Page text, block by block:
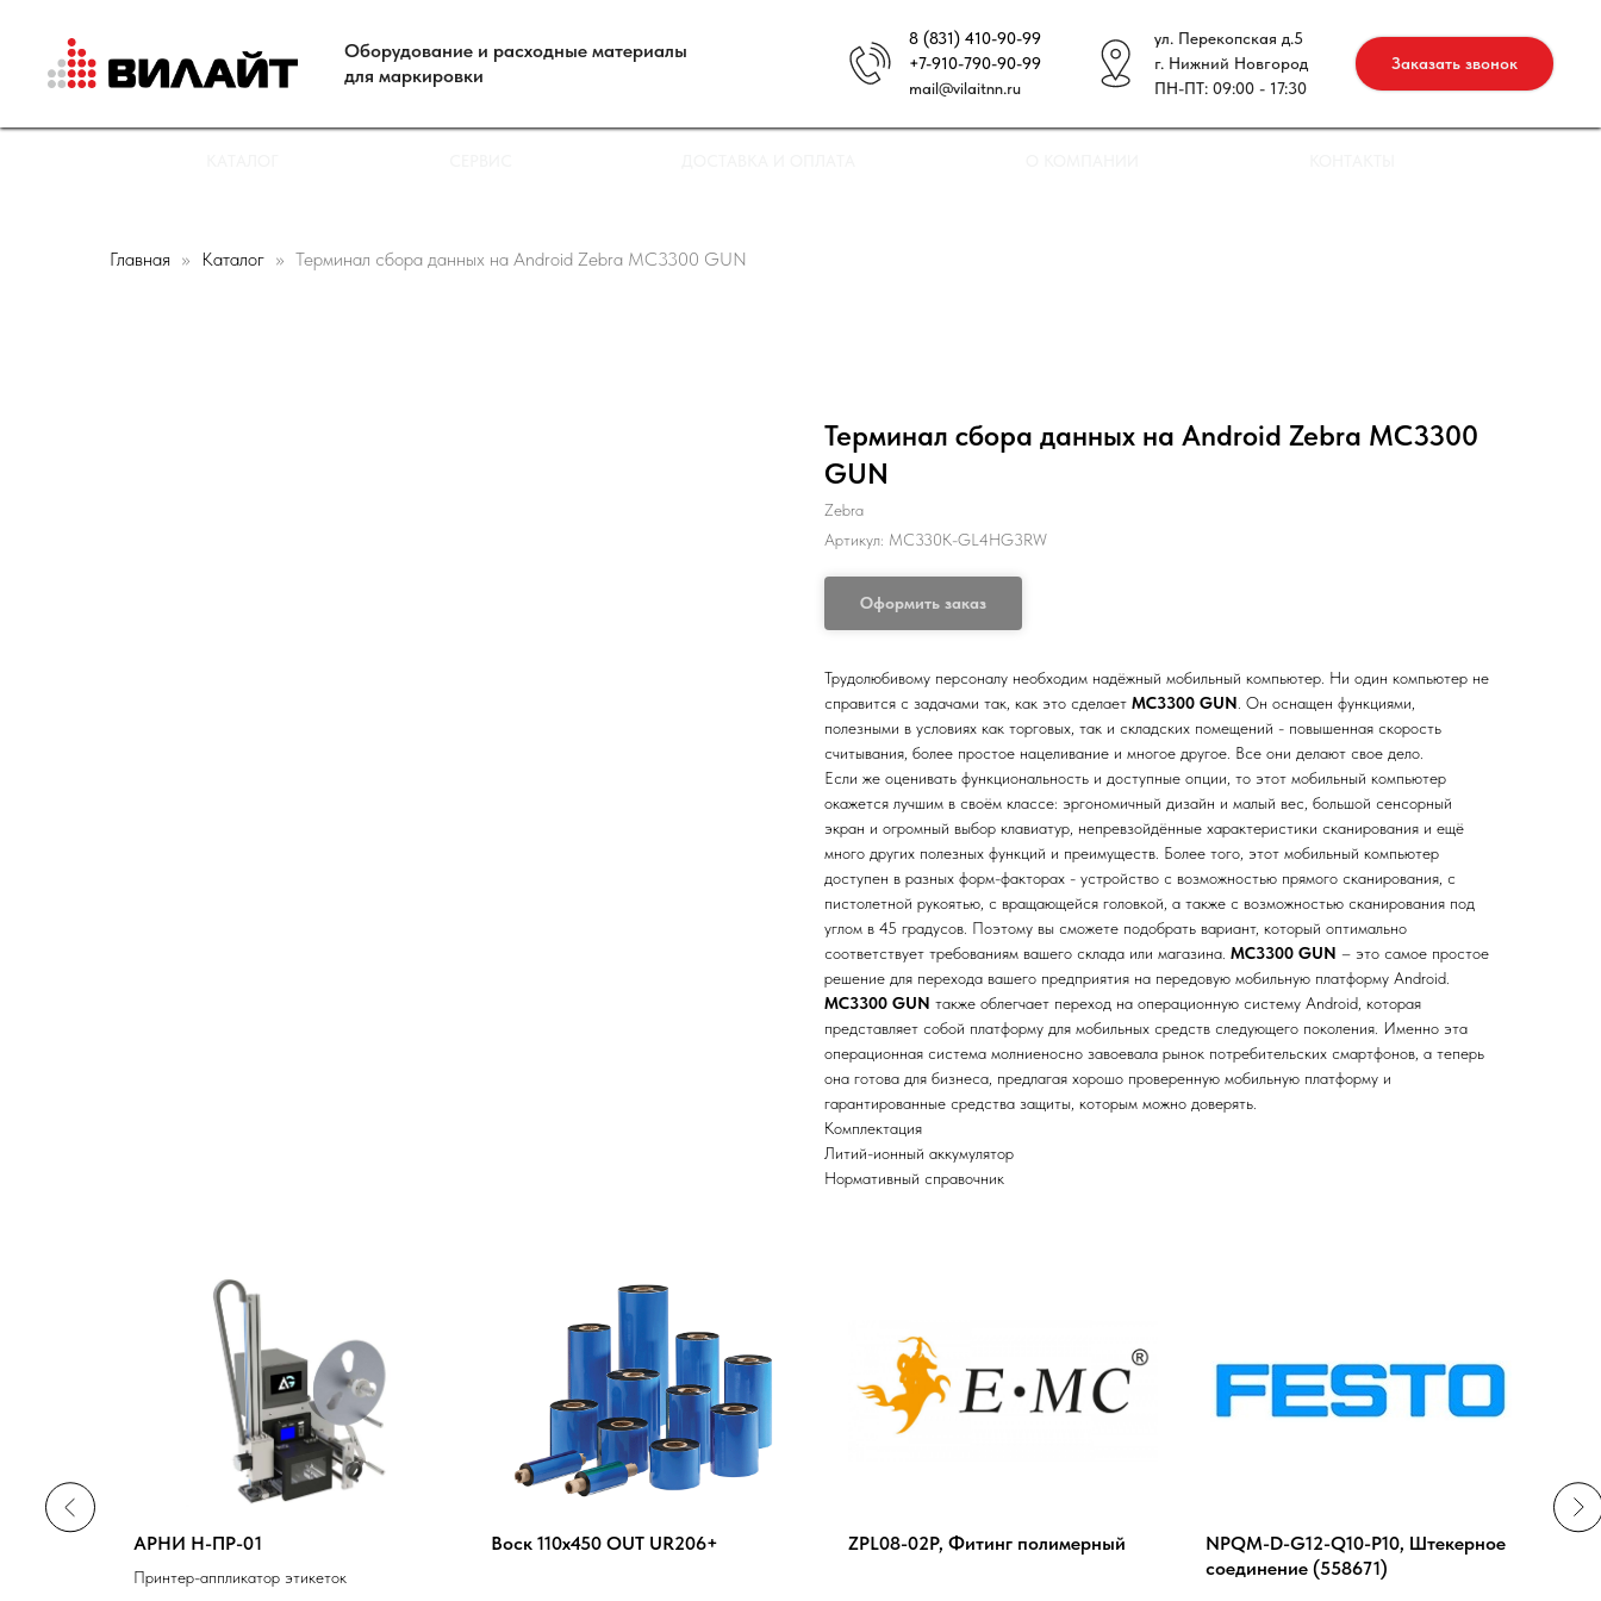
Оборудование и расходные материалы
для маркировки
8 (831) 410-90-99
+7-910-790-90-99
mail@vilaitnn.ru
ул. Перекопская д.5
г. Нижний Новгород
ПН-ПТ: 09:00 - 17:30
Заказать звонок
Главная Каталог Терминал сбора данных на Android Zebra MC3300 GUN
Терминал сбора данных на Android Zebra MC3300
GUN
Zebra
Артикул: MC330K-GL4HG3RW
Оформить заказ
Трудолюбивому персоналу необходим надёжный мобильный компьютер. Ни один компьютер не
справится с задачами так, как это сделает MC3300 GUN . Он оснащен функциями,
полезными в условиях как торговых, так и складских помещений - повышенная скорость
считывания, более простое нацеливание и многое другое. Все они делают свое дело.
Если же оценивать функциональность и доступные опции, то этот мобильный компьютер
окажется лучшим в своём классе: эргономичный дизайн и малый вес, большой сенсорный
экран и огромный выбор клавиатур, непревзойдённые характеристики сканирования и ещё
много других полезных функций и преимуществ. Более того, этот мобильный компьютер
доступен в разных форм-факторах - устройство с возможностью прямого сканирования, с
пистолетной рукоятью, с вращающейся головкой, а также с возможностью сканирования под
углом в 45 градусов. Поэтому вы сможете подобрать вариант, который оптимально
соответствует требованиям вашего склада или магазина. MC3300 GUN – это самое простое
решение для перехода вашего предприятия на передовую мобильную платформу Android.
MC3300 GUN также облегчает переход на операционную систему Android, которая
представляет собой платформу для мобильных средств следующего поколения. Именно эта
операционная система молниеносно завоевала рынок потребительских смартфонов, а теперь
она готова для бизнеса, предлагая хорошо проверенную мобильную платформу и
гарантированные средства защиты, которым можно доверять.
Комплектация
Литий-ионный аккумулятор
Нормативный справочник
АРНИ Н-ПР-01
Принтер-аппликатор этикеток
Воск 110х450 OUT UR206+ ZPL08-02P, Фитинг полимерный
NPQM-D-G12-Q10-P10, Штекерное
соединение (558671)